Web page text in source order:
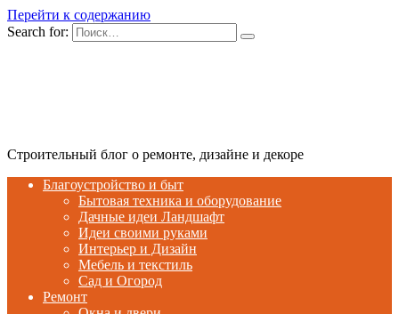
Перейти к содержанию
Search for:
Строительный блог о ремонте, дизайне и декоре
Благоустройство и быт
Бытовая техника и оборудование
Дачные идеи Ландшафт
Идеи своими руками
Интерьер и Дизайн
Мебель и текстиль
Сад и Огород
Ремонт